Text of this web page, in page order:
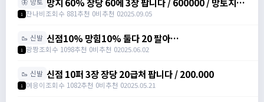
주문서 / https://open.kakao.com/o/svY6joQh
1 잔나비조회수 881추천 0비추천 02025.09.05
🥾 신발 신점10% 망힘10% 둘다 20 팔아
요/https://open.kakao.com/o/s3bLwqtf /
1 광짱조회수 1098추천 0비추천 02025.06.02
🥾 신발 신점 10퍼 3장 장당 20급처 팝니다 / 200.000
1 여응이조회수 1082추천 0비추천 02025.05.21